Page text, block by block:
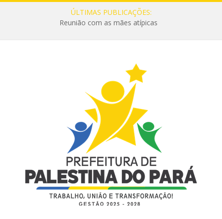
ÚLTIMAS PUBLICAÇÕES:
Reunião com as mães atípicas